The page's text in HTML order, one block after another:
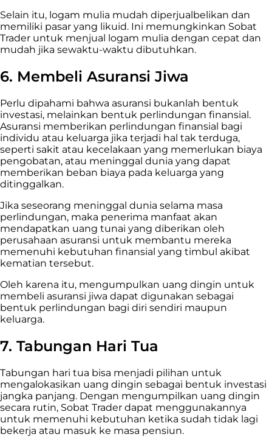
Selain itu, logam mulia mudah diperjualbelikan dan
memiliki pasar yang likuid. Ini memungkinkan Sobat
Trader untuk menjual logam mulia dengan cepat dan
mudah jika sewaktu-waktu dibutuhkan.
6. Membeli Asuransi Jiwa
Perlu dipahami bahwa asuransi bukanlah bentuk
investasi, melainkan bentuk perlindungan finansial.
Asuransi memberikan perlindungan finansial bagi
individu atau keluarga jika terjadi hal tak terduga,
seperti sakit atau kecelakaan yang memerlukan biaya
pengobatan, atau meninggal dunia yang dapat
memberikan beban biaya pada keluarga yang
ditinggalkan.
Jika seseorang meninggal dunia selama masa
perlindungan, maka penerima manfaat akan
mendapatkan uang tunai yang diberikan oleh
perusahaan asuransi untuk membantu mereka
memenuhi kebutuhan finansial yang timbul akibat
kematian tersebut.
Oleh karena itu, mengumpulkan uang dingin untuk
membeli asuransi jiwa dapat digunakan sebagai
bentuk perlindungan bagi diri sendiri maupun
keluarga.
7. Tabungan Hari Tua
Tabungan hari tua bisa menjadi pilihan untuk
mengalokasikan uang dingin sebagai bentuk investasi
jangka panjang. Dengan mengumpilkan uang dingin
secara rutin, Sobat Trader dapat menggunakannya
untuk memenuhi kebutuhan ketika sudah tidak lagi
bekerja atau masuk ke masa pensiun.